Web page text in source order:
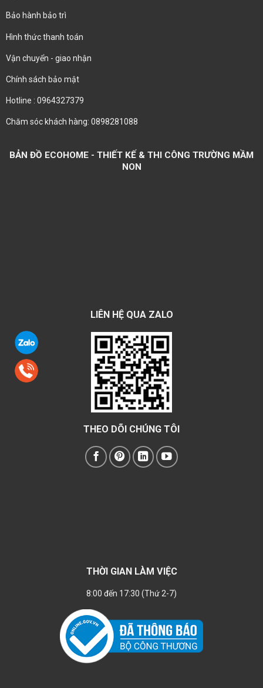
Bảo hành bảo trì
Hình thức thanh toán
Vận chuyển - giao nhận
Chính sách bảo mật
Hotline : 0964327379
Chăm sóc khách hàng: 0898281088
BẢN ĐỒ ECOHOME - THIẾT KẾ & THI CÔNG TRƯỜNG MẦM
NON
LIÊN HỆ QUA ZALO
THEO DÕI CHÚNG TÔI
THỜI GIAN LÀM VIỆC
8:00 đến 17:30 (Thứ 2-7)